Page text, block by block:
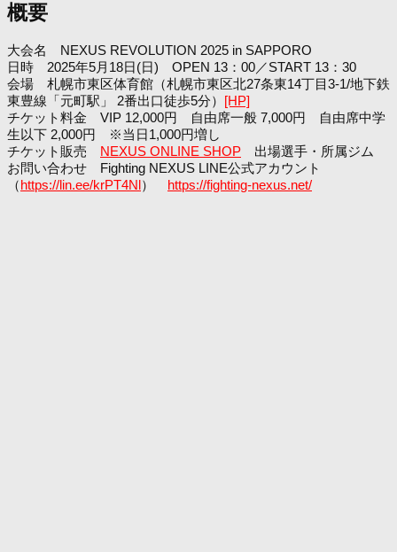
概要
大会名 NEXUS REVOLUTION 2025 in SAPPORO
日時 2025年5月18日(日) OPEN 13：00／START 13：30
会場 札幌市東区体育館（札幌市東区北27条東14丁目3-1/地下鉄
東豊線「元町駅」 2番出口徒歩5分） [HP]
チケット料金 VIP 12,000円 自由席一般 7,000円 自由席中学
生以下 2,000円 ※当日1,000円増し
チケット販売 NEXUS ONLINE SHOP 出場選手・所属ジム
お問い合わせ Fighting NEXUS LINE公式アカウント
（https://lin.ee/krPT4Nl） https://fighting-nexus.net/